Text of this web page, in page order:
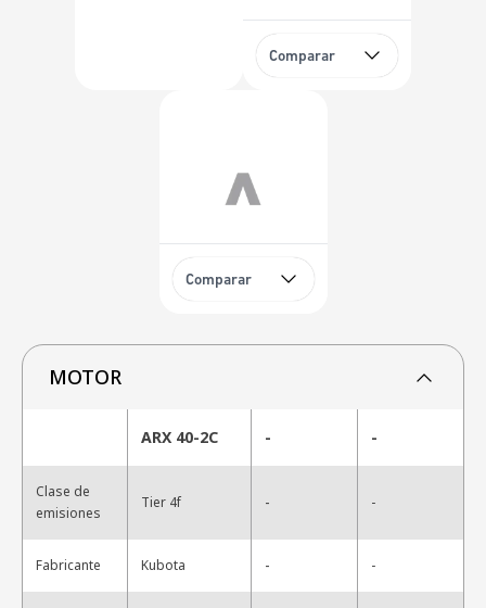
Comparar
Comparar
MOTOR
ARX 40-2C - -
Clase de
emisiones
Tier 4f - -
Fabricante Kubota - -